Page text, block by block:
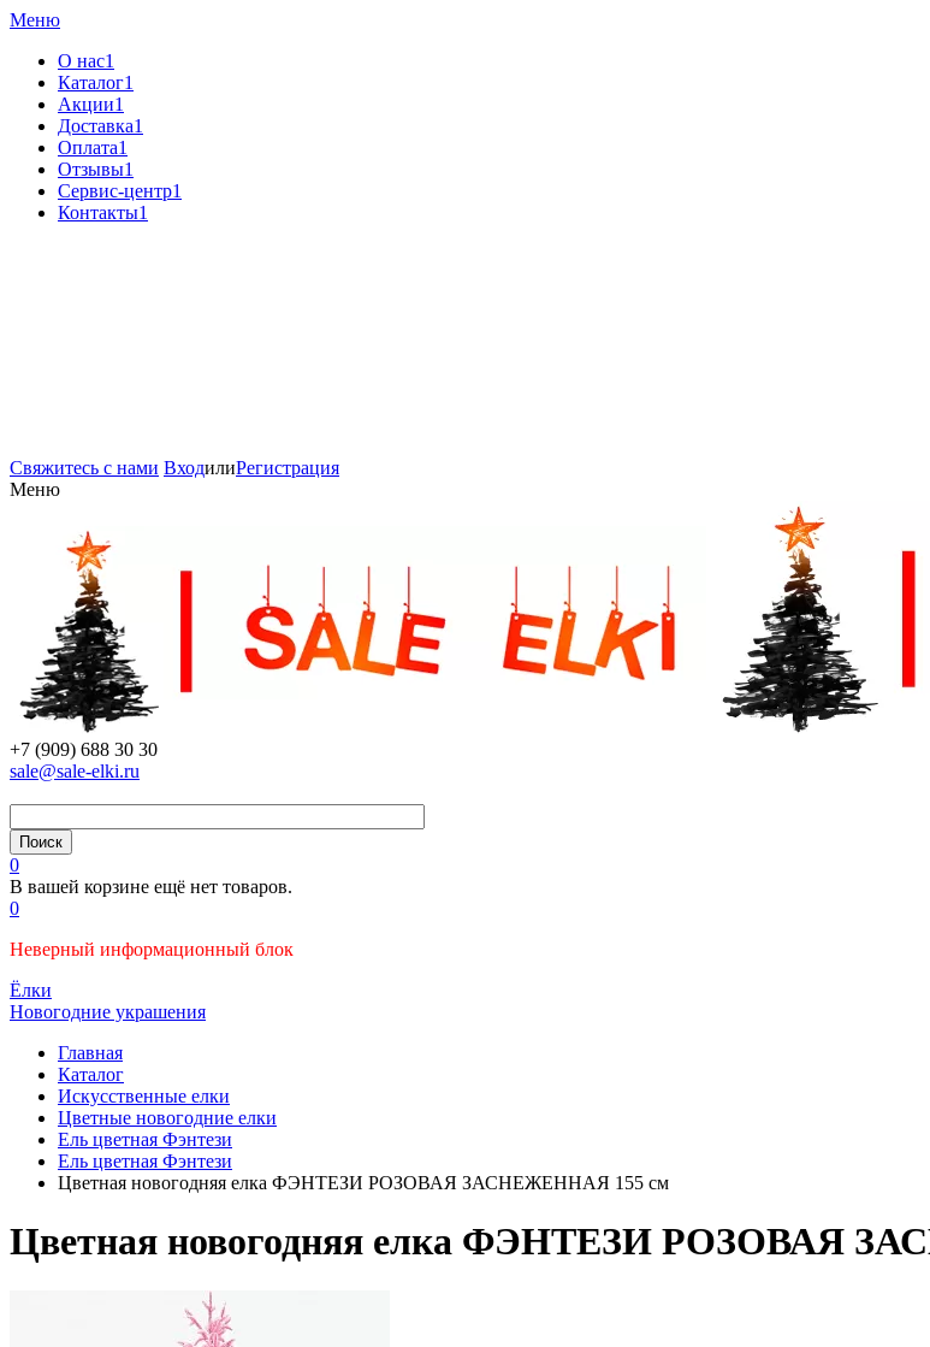
Меню
О нас1
Каталог1
Акции1
Доставка1
Оплата1
Отзывы1
Сервис-центр1
Контакты1
Свяжитесь с нами ВходилиРегистрация
Меню
+7 (909) 688 30 30
sale@sale-elki.ru
0
В вашей корзине ещё нет товаров.
0
Неверный информационный блок
Ёлки
Новогодние украшения
Главная
Каталог
Искусственные елки
Цветные новогодние елки
Ель цветная Фэнтези
Ель цветная Фэнтези
Цветная новогодняя елка ФЭНТЕЗИ РОЗОВАЯ ЗАСНЕЖЕННАЯ 155 см
Цветная новогодняя елка ФЭНТЕЗИ РОЗОВАЯ